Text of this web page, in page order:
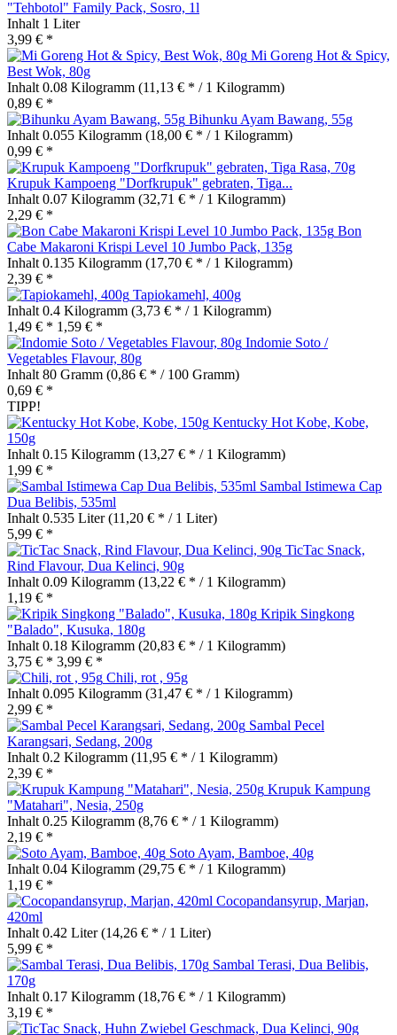
"Tehbotol" Family Pack, Sosro, 1l
Inhalt 1 Liter
3,99 € *
Mi Goreng Hot & Spicy,
Best Wok, 80g
Inhalt 0.08 Kilogramm (11,13 € * / 1 Kilogramm)
0,89 € *
Bihunku Ayam Bawang, 55g
Inhalt 0.055 Kilogramm (18,00 € * / 1 Kilogramm)
0,99 € *
Krupuk Kampoeng "Dorfkrupuk" gebraten, Tiga...
Inhalt 0.07 Kilogramm (32,71 € * / 1 Kilogramm)
2,29 € *
Bon
Cabe Makaroni Krispi Level 10 Jumbo Pack, 135g
Inhalt 0.135 Kilogramm (17,70 € * / 1 Kilogramm)
2,39 € *
Tapiokamehl, 400g
Inhalt 0.4 Kilogramm (3,73 € * / 1 Kilogramm)
1,49 € * 1,59 € *
Indomie Soto /
Vegetables Flavour, 80g
Inhalt 80 Gramm (0,86 € * / 100 Gramm)
0,69 € *
TIPP!
Kentucky Hot Kobe, Kobe,
150g
Inhalt 0.15 Kilogramm (13,27 € * / 1 Kilogramm)
1,99 € *
Sambal Istimewa Cap
Dua Belibis, 535ml
Inhalt 0.535 Liter(11,20 € * / 1 Liter)
5,99 € *
TicTac Snack,
Rind Flavour, Dua Kelinci, 90g
Inhalt 0.09 Kilogramm (13,22 € * / 1 Kilogramm)
1,19 € *
Kripik Singkong
"Balado", Kusuka, 180g
Inhalt 0.18 Kilogramm (20,83 € * / 1 Kilogramm)
3,75 € * 3,99 € *
Chili, rot , 95g
Inhalt 0.095 Kilogramm (31,47 € * / 1 Kilogramm)
2,99 € *
Sambal Pecel
Karangsari, Sedang, 200g
Inhalt 0.2 Kilogramm (11,95 € * / 1 Kilogramm)
2,39 € *
Krupuk Kampung
"Matahari", Nesia, 250g
Inhalt 0.25 Kilogramm (8,76 € * / 1 Kilogramm)
2,19 € *
Soto Ayam, Bamboe, 40g
Inhalt 0.04 Kilogramm (29,75 € * / 1 Kilogramm)
1,19 € *
Cocopandansyrup, Marjan,
420ml
Inhalt 0.42 Liter(14,26 € * / 1 Liter)
5,99 € *
Sambal Terasi, Dua Belibis,
170g
Inhalt 0.17 Kilogramm (18,76 € * / 1 Kilogramm)
3,19 € *